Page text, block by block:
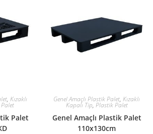
, Kızaklı
Palet
Genel Amaçlı Plastik Palet, Kızaklı
Kapalı Tip, Plastik Palet
Genel Amaçlı Plastik Palet
110x130cm